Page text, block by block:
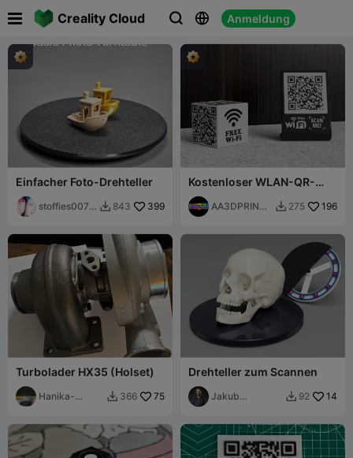
Creality Cloud   Anmeldung
 
Einfacher Foto-Drehteller
stoffies0071
 843 399
Kostenloser WLAN-QR-
Code-Streich - Rick Rolled
AA3DPRINTI
 275 196
Turbolader HX35 (Holset)
Hanika-
 366 75
Drehteller zum Scannen
Jakub
 92 14